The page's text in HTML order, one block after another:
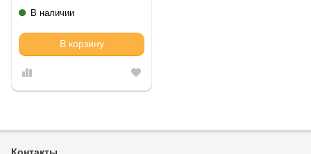
В наличии
В корзину